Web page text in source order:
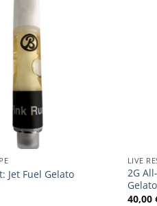
Jet Fuel Gelato
LIVE
2G
Gelato
40,00